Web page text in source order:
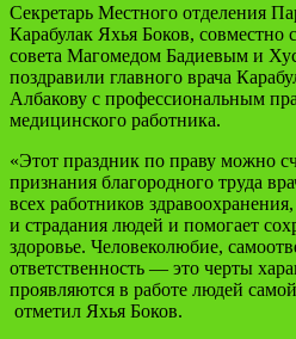
Секретарь Местного отделения
Карабулак Яхья Боков, совместно
совета Магомедом Бадиевым и
поздравили главного врача
Албакову с профессиональным
медицинского работника.
«Этот праздник по праву можно
признания благородного труда
всех работников
и страдания людей и помогает
здоровье. Человеколюбие,
ответственность — это черты
проявляются в работе людей
отметил Яхья Боков.